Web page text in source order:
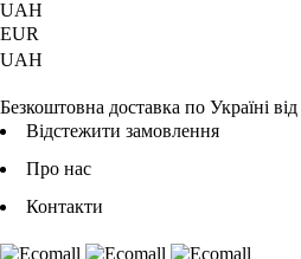
UAH
EUR
UAH
Безкоштовна доставка по Україні
Відстежити замовлення
Про нас
Контакти